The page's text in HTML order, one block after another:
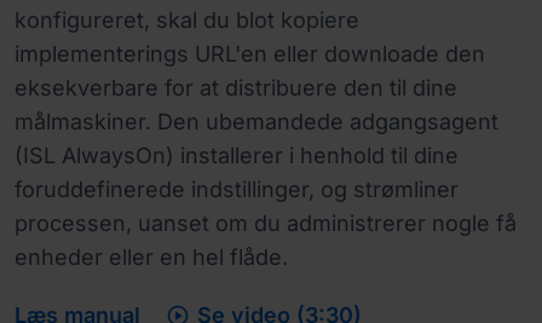
konfigureret, skal du blot kopiere
implementerings URL'en eller downloade den
eksekverbare for at distribuere den til dine
målmaskiner. Den ubemandede adgangsagent
(ISL AlwaysOn) installerer i henhold til dine
foruddefinerede indstillinger, og strømliner
processen, uanset om du administrerer nogle få
enheder eller en hel flåde.
Læs manual  Se video (3:30)